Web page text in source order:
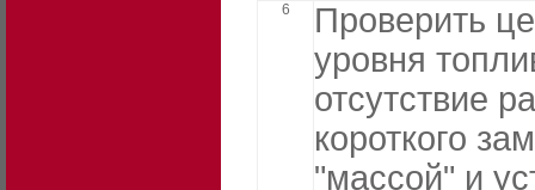
6
Проверить
уровня
отсутствие
короткого
"массой" и